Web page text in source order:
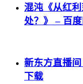
混沌《从红
处？》 – 百
新东方直播
下载